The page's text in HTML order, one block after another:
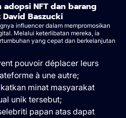
NFT dan barang
Baszucki
influencer dalam mempromosikan
Melalui keterlibatan mereka, ia
yang cepat dan berkelanjutan
pouvoir déplacer leurs
à une autre;
minat masyarakat
unik tersebut;
papan atas dapat